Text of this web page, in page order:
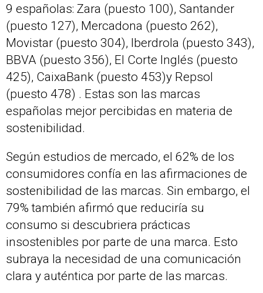
9 españolas: Zara (puesto 100), Santander
(puesto 127), Mercadona (puesto 262),
Movistar (puesto 304), Iberdrola (puesto 343),
BBVA (puesto 356), El Corte Inglés (puesto
425), CaixaBank (puesto 453)y Repsol
(puesto 478) . Estas son las marcas
españolas mejor percibidas en materia de
sostenibilidad.
Según estudios de mercado, el 62% de los
consumidores confía en las afirmaciones de
sostenibilidad de las marcas. Sin embargo, el
79% también afirmó que reduciría su
consumo si descubriera prácticas
insostenibles por parte de una marca. Esto
subraya la necesidad de una comunicación
clara y auténtica por parte de las marcas.